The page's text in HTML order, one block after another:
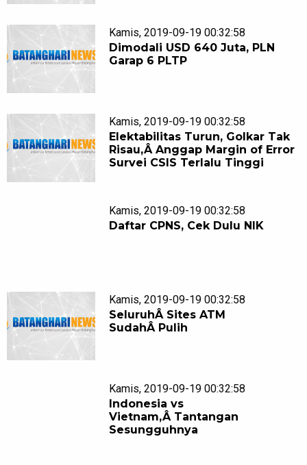
Kamis, 2019-09-19 00:32:58
Dimodali USD 640 Juta, PLN
Garap 6 PLTP
Kamis, 2019-09-19 00:32:58
Elektabilitas Turun, Golkar Tak
Risau,Â Anggap Margin of Error
Survei CSIS Terlalu Tinggi
Kamis, 2019-09-19 00:32:58
Daftar CPNS, Cek Dulu NIK
Kamis, 2019-09-19 00:32:58
SeluruhÂ Sites ATM
SudahÂ Pulih
Kamis, 2019-09-19 00:32:58
Indonesia vs
Vietnam,Â Tantangan
Sesungguhnya